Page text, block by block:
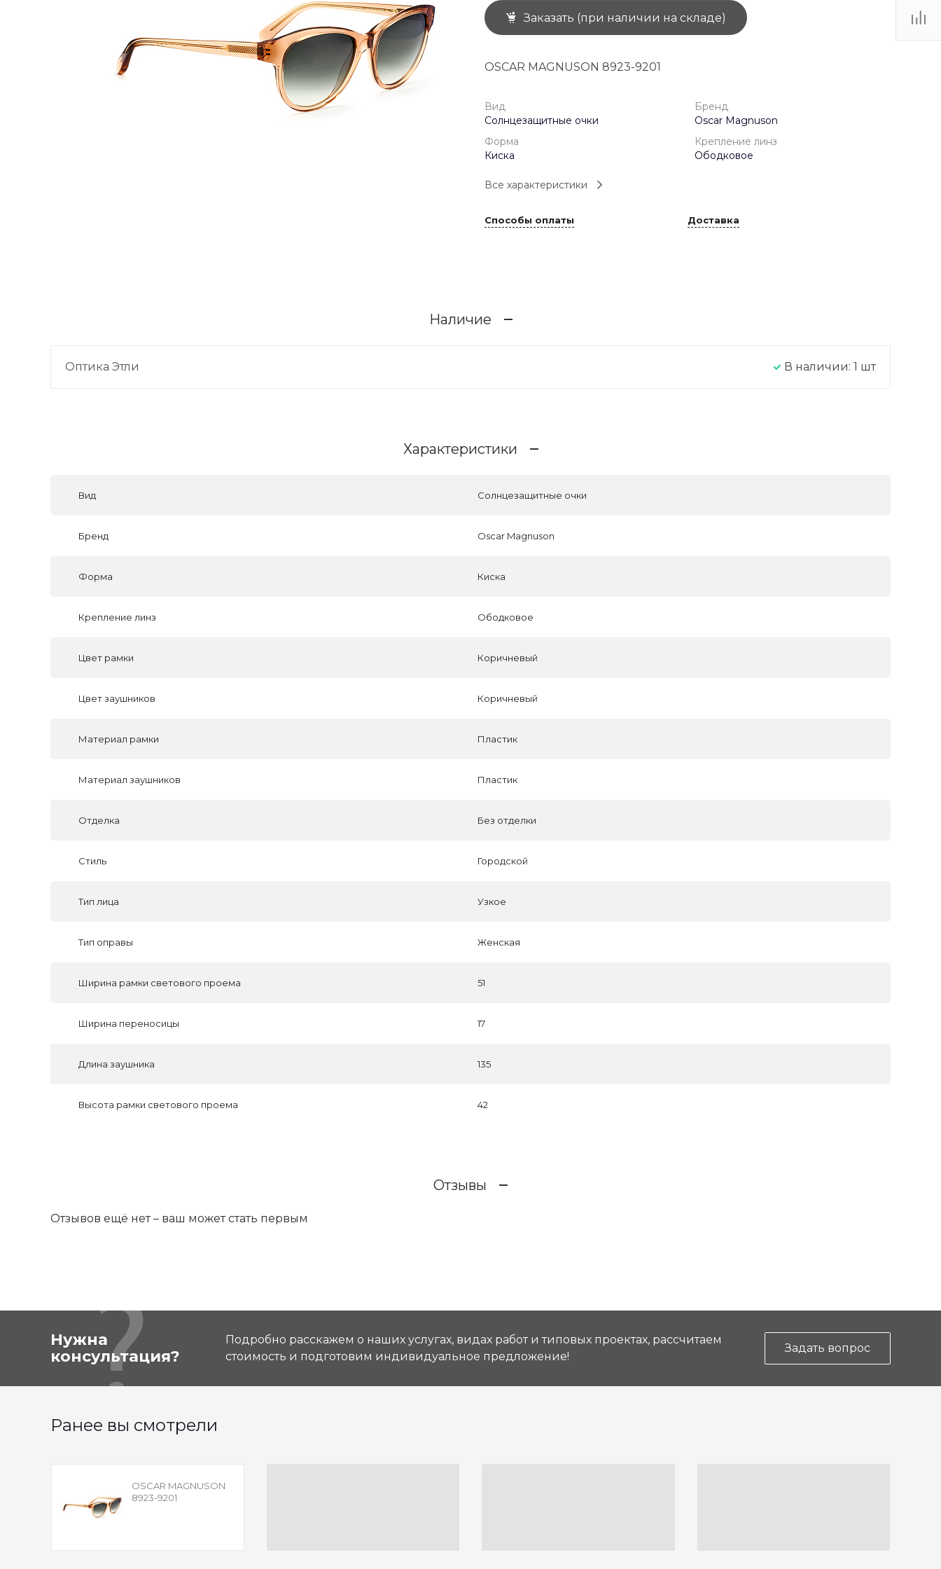
+7 (926) 092 4274
г. Королёв, пр-т
(0-9)
1 мая: 10:00-19:00
9 мая: 10:00-19:00
Заказать (при наличии на складе)
OSCAR MAGNUSON 8923-9201
Вид
Солнцезащитные очки
Бренд
Oscar Magnuson
Форма
Киска
Крепление линз
Ободковое
Все характеристики
Способы оплаты Доставка
Наличие
Оптика Этли В наличии: 1 шт
Характеристики
Вид Солнцезащитные очки
Бренд Oscar Magnuson
Форма Киска
Крепление линз Ободковое
Цвет рамки Коричневый
Цвет заушников Коричневый
Материал рамки Пластик
Материал заушников Пластик
Отделка Без отделки
Стиль Городской
Тип лица Узкое
Тип оправы Женская
Ширина рамки светового проема 51
Ширина переносицы 17
Длина заушника 135
Высота рамки светового проема 42
Отзывы
Отзывов ещё нет – ваш может стать первым
Нужна
консультация?
Подробно расскажем о наших услугах, видах работ и типовых проектах, рассчитаем
стоимость и подготовим индивидуальное предложение!
Задать вопрос
Ранее вы смотрели
OSCAR MAGNUSON
8923-9201